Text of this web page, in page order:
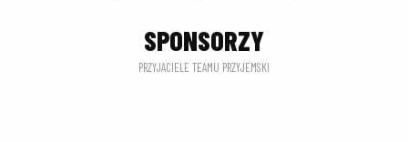
SPONSORZY
PRZYJACIELE TEAMU PRZYJEMSKI